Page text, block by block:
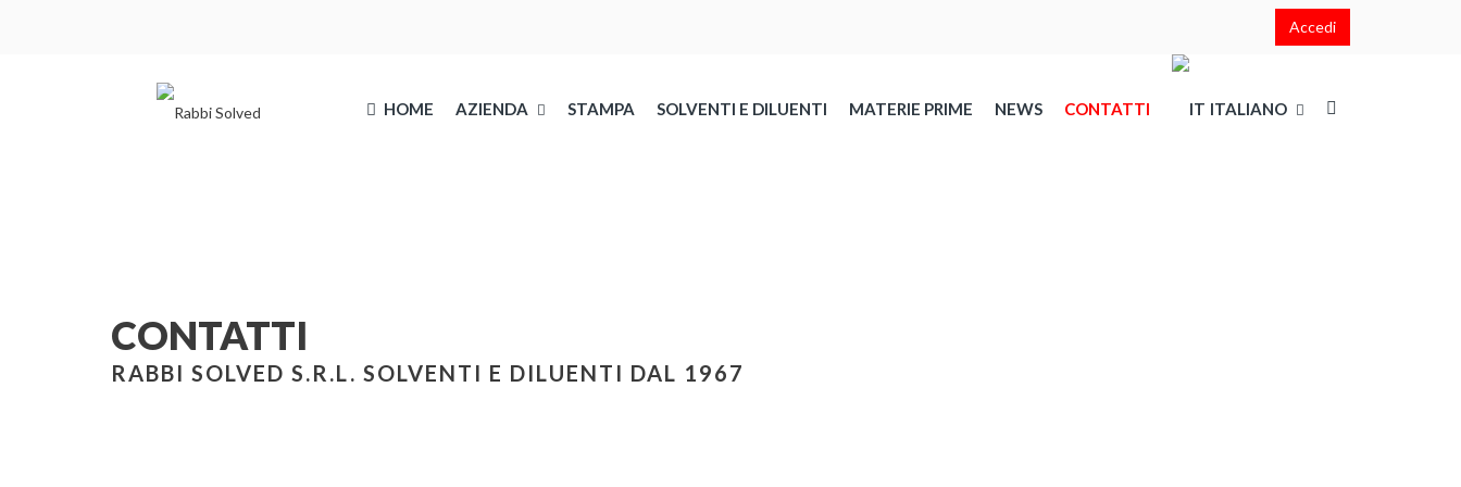
Accedi
HOME AZIENDA STAMPA SOLVENTI E DILUENTI MATERIE PRIME NEWS CONTATTI ITALIANO
CONTATTI
RABBI SOLVED S.R.L. SOLVENTI E DILUENTI DAL 1967